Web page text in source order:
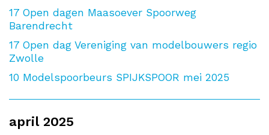
17 Open dagen Maasoever Spoorweg
Barendrecht
17 Open dag Vereniging van modelbouwers regio
Zwolle
10 Modelspoorbeurs SPIJKSPOOR mei 2025
april 2025